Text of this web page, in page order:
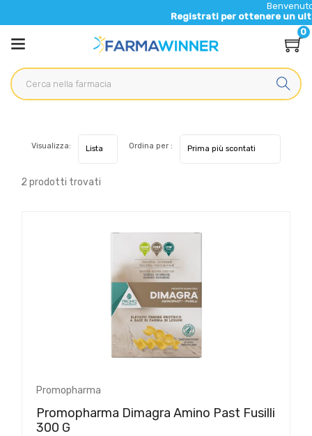
Benvenuto
Registrati per ottenere un
0
2 prodotti trovati
Visualizza: Ordina per :
Promopharma
Promopharma Dimagra Amino Past Fusilli
300 G